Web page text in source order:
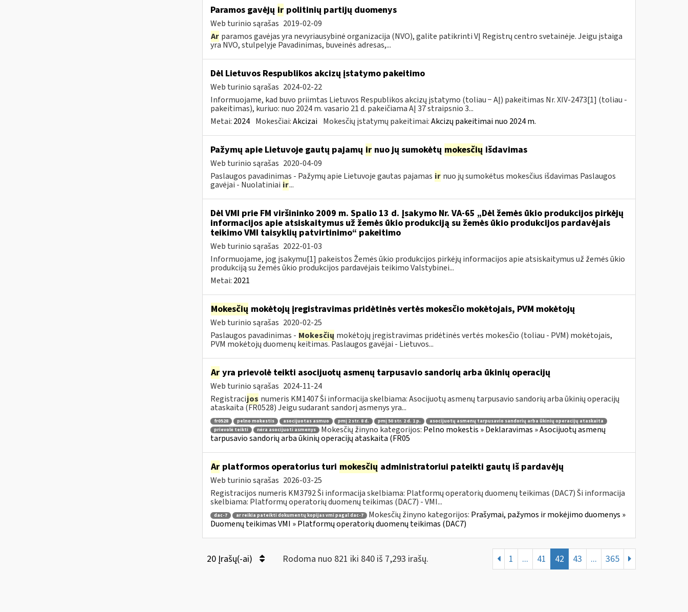
Paramos gavėjų irpolitinių partijų duomenys
Web turinio sąrašas 2019-02-09
Ar paramos gavėjas yra nevyriausybinė organizacija (NVO), galite patikrinti VĮ Registrų centro svetainėje. Jeigu įstaiga
yra NVO, stulpelyje Pavadinimas, buveinės adresas,...
Dėl Lietuvos Respublikos akcizų įstatymo pakeitimo
Web turinio sąrašas 2024-02-22
Informuojame, kad buvo priimtas Lietuvos Respublikos akcizų įstatymo (toliau − AĮ) pakeitimas Nr. XIV-2473[1] (toliau -
pakeitimas), kuriuo: nuo 2024 m. vasario 21 d. pakeičiama AĮ 37 straipsnio 3...
Metai: 2024 Mokesčiai:Akcizai Mokesčių įstatymų pakeitimai:Akcizų pakeitimai nuo 2024 m.
Pažymų apie Lietuvoje gautų pajamų irnuo jų sumokėtų mokesčių išdavimas
Web turinio sąrašas 2020-04-09
Paslaugos pavadinimas - Pažymų apie Lietuvoje gautas pajamas ir nuo jų sumokėtus mokesčius išdavimas Paslaugos
gavėjai - Nuolatiniai ir...
Dėl VMI prie FM viršininko 2009 m. Spalio 13 d. Įsakymo Nr. VA-65 „Dėl žemės ūkio produkcijos pirkėjų
informacijos apie atsiskaitymus už žemės ūkio produkciją su žemės ūkio produkcijos pardavėjais
teikimo VMI taisyklių patvirtinimo“ pakeitimo
Web turinio sąrašas 2022-01-03
Informuojame, jog įsakymu[1] pakeistos Žemės ūkio produkcijos pirkėjų informacijos apie atsiskaitymus už žemės ūkio
produkciją su žemės ūkio produkcijos pardavėjais teikimo Valstybinei...
Metai: 2021
Mokesčių mokėtojų įregistravimas pridėtinės vertės mokesčio mokėtojais, PVM mokėtojų
Web turinio sąrašas 2020-02-25
Paslaugos pavadinimas - Mokesčių mokėtojų įregistravimas pridėtinės vertės mokesčio (toliau - PVM) mokėtojais,
PVM mokėtojų duomenų keitimas. Paslaugos gavėjai - Lietuvos...
Aryra prievolė teikti asocijuotų asmenų tarpusavio sandorių arba ūkinių operacijų
Web turinio sąrašas 2024-11-24
Registracijos numeris KM1407 Ši informacija skelbiama: Asocijuotų asmenų tarpusavio sandorių arba ūkinių operacijų
ataskaita (FR0528) Jeigu sudarant sandorį asmenys yra...
fr0528 pelno mokestis asocijuotas asmuo pmį 2 str. 8 d. pmį 50 str. 2 d. 1 p.
asocijuotų asmenų tarpusavio sandorių arba ūkinių operacijų ataskaita
prievolė teikti
nėra asocijuoti asmenys Mokesčių žinyno kategorijos: Pelno mokestis » Deklaravimas » Asocijuotų asmenų
tarpusavio sandorių arba ūkinių operacijų ataskaita (FR05
Arplatformos operatorius turi mokesčių administratoriui pateikti gautų iš pardavėjų
Web turinio sąrašas 2026-03-25
Registracijos numeris KM3792 Ši informacija skelbiama: Platformų operatorių duomenų teikimas (DAC7) Ši informacija
skelbiama: Platformų operatorių duomenų teikimas (DAC7) - VMI...
dac-7 ar reikia pateikti dokumentų kopijas vmi pagal dac-7 Mokesčių žinyno kategorijos: Prašymai, pažymos ir mokėjimo duomenys »
Duomenų teikimas VMI » Platformų operatorių duomenų teikimas (DAC7)
20 Įrašų(-ai) Rodoma nuo 821 iki 840 iš 7,293 irašų. 1 ... 41 42 43 ... 365